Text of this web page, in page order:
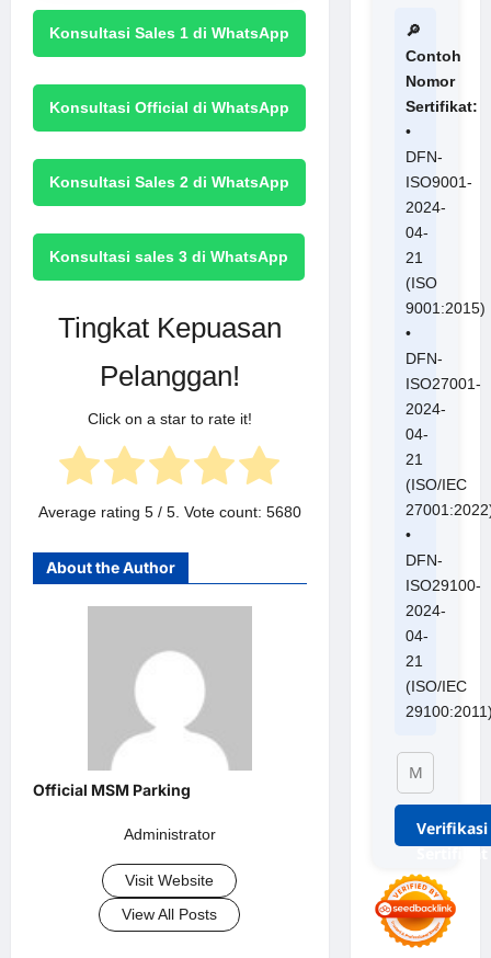
Konsultasi Sales 1 di WhatsApp
Konsultasi Official di WhatsApp
Konsultasi Sales 2 di WhatsApp
Konsultasi sales 3 di WhatsApp
Tingkat Kepuasan
Pelanggan!
Click on a star to rate it!
Average rating 5/ 5. Vote count: 5680
About the Author
Administrator
Visit Website
View All Posts
🔎
Contoh
Nomor
Sertifikat:
•
DFN-
ISO9001-
2024-
04-
21
(ISO
9001:2015)
•
DFN-
ISO27001-
2024-
04-
21
(ISO/IEC
•
DFN-
ISO29100-
2024-
04-
21
(ISO/IEC
Verifikasi
Sertifikat